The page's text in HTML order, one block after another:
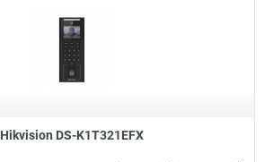
Hikvision DS-K1T321EFX